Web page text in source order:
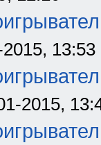
13:53
2015,